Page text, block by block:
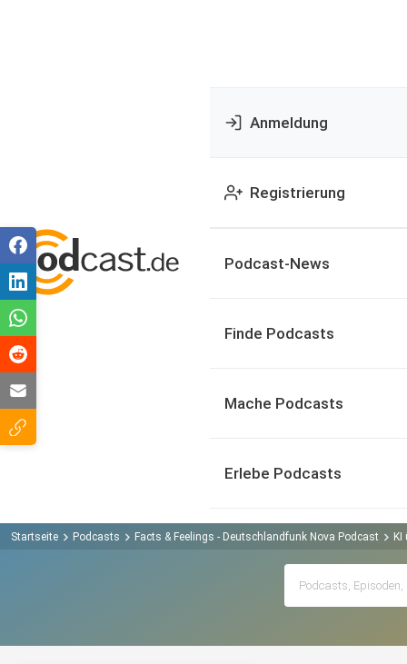
Anmeldung
Registrierung
Podcast-News
Finde Podcasts
Mache Podcasts
Erlebe Podcasts
Startseite Podcasts Facts & Feelings - Deutschlandfunk Nova Podcast KI